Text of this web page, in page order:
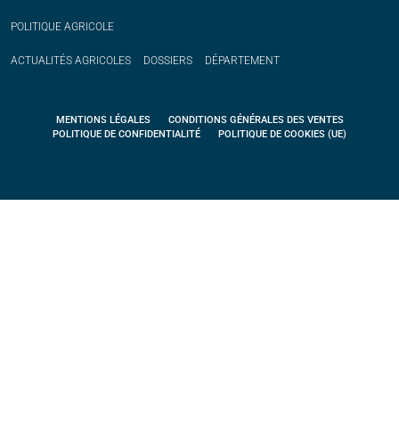
POLITIQUE AGRICOLE
ACTUALITÉS AGRICOLES DOSSIERS DÉPARTEMENT
MENTIONS LÉGALES
CONDITIONS GÉNÉRALES DES VENTES
POLITIQUE DE CONFIDENTIALITÉ
POLITIQUE DE COOKIES (UE)